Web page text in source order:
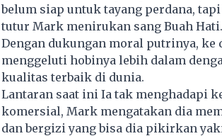
belum siap untuk tayang perdana,
tutur Mark menirukan sang Buah Hati.
Dengan dukungan moral putrinya, ke
menggeluti hobinya lebih dalam
kualitas terbaik di dunia.
Lantaran saat ini Ia tak menghadapi
komersial, Mark mengatakan dia
dan bergizi yang bisa dia pikirkan